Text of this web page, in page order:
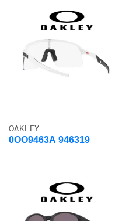
OAKLEY
0OO9463A 946319